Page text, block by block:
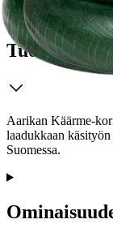
Tuotekuvaus
Aarikan Käärme-
laadukkaan
Suomessa.